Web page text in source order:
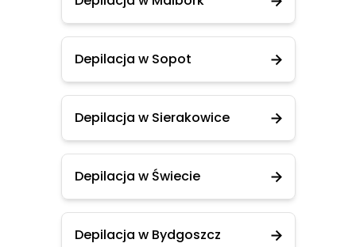
Depilacja w Sopot
Depilacja w Sierakowice
Depilacja w Świecie
Depilacja w Bydgoszcz